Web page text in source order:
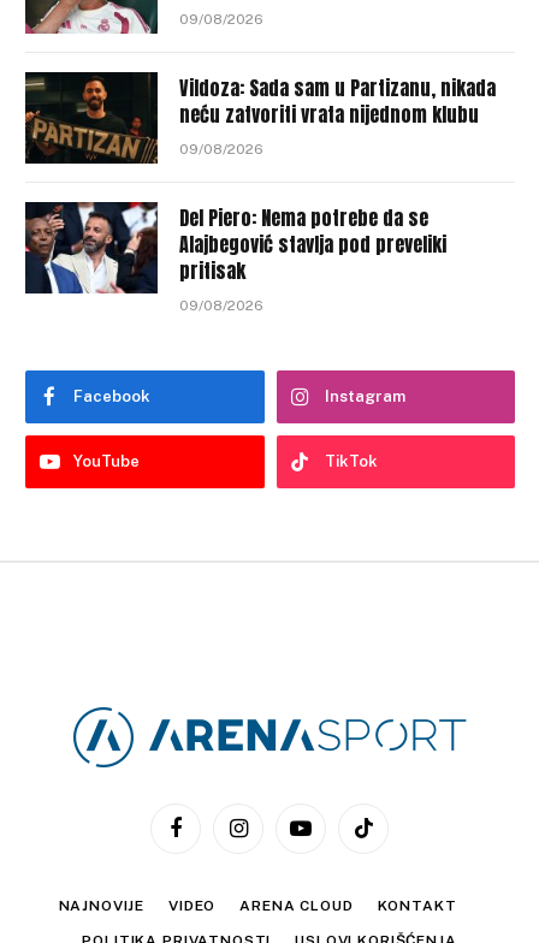
09/08/2026
Vildoza: Sada sam u Partizanu, nikada
neću zatvoriti vrata nijednom klubu
09/08/2026
Del Piero: Nema potrebe da se
Alajbegović stavlja pod preveliki
pritisak
09/08/2026
Facebook Instagram
YouTube TikTok
FacebookInstagramYouTubeTikTok
NAJNOVIJE VIDEO ARENA CLOUD KONTAKT